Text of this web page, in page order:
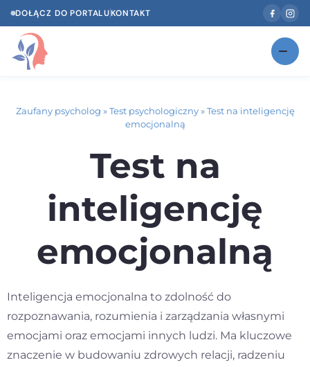
DOŁĄCZ DO PORTALUKONTAKT
Według specjalizacji
Psycholog w Twoim języku
Diagnozy psychologiczne
Testy psychologiczne
Dla specjalistów
Kontakt
Zaufany psycholog » Test psychologiczny» Test na inteligencję
emocjonalną
Test na
inteligencję
emocjonalną
Inteligencja emocjonalna to zdolność do
rozpoznawania, rozumienia i zarządzania własnymi
emocjami oraz emocjami innych ludzi. Ma kluczowe
znaczenie w budowaniu zdrowych relacji, radzeniu